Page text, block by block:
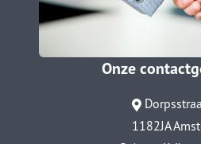
Onze
1182JA